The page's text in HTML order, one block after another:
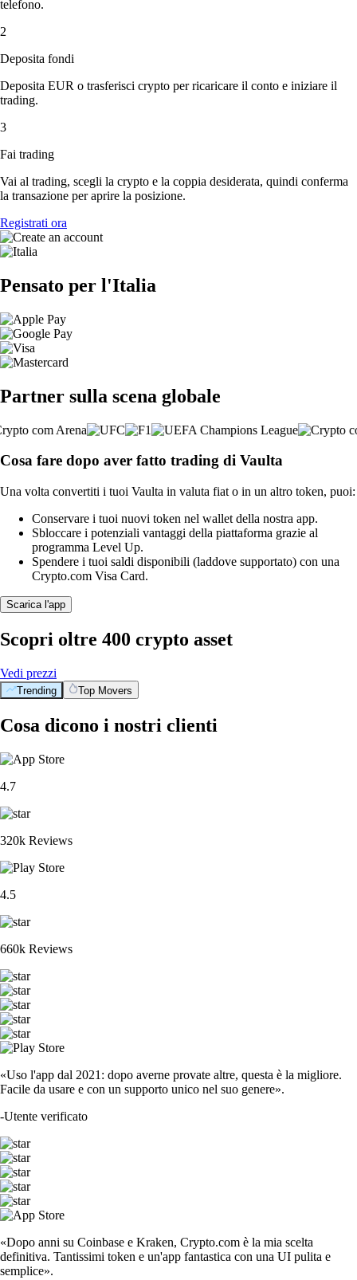
telefono.
2
Deposita fondi
Deposita EUR o trasferisci crypto per ricaricare il conto e iniziare il
trading.
3
Fai trading
Vai al trading, scegli la crypto e la coppia desiderata, quindi conferma
la transazione per aprire la posizione.
Registrati ora
Pensato per l'Italia
Partner sulla scena globale
Cosa fare dopo aver fatto trading di Vaulta
Una volta convertiti i tuoi Vaulta in valuta fiat o in un altro token, puoi:
Conservare i tuoi nuovi token nel wallet della nostra app.
Sbloccare i potenziali vantaggi della piattaforma grazie al
programma Level Up.
Spendere i tuoi saldi disponibili (laddove supportato) con una
Crypto.com Visa Card.
Scarica l'app
Scopri oltre 400 crypto asset
Vedi prezzi
Trending Top Movers
Cosa dicono i nostri clienti
4.7
320k Reviews
4.5
660k Reviews
«Uso l'app dal 2021: dopo averne provate altre, questa è la migliore.
Facile da usare e con un supporto unico nel suo genere».
-Utente verificato
«Dopo anni su Coinbase e Kraken, Crypto.com è la mia scelta
definitiva. Tantissimi token e un'app fantastica con una UI pulita e
semplice».